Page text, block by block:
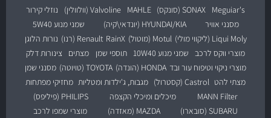
Meguiar's
SONAX (סונקס) MAHLE Valvoline (וולוולין)
נוזלי קירור
מסנני אוויר
HYUNDAI/KIA (יונדאי\קיה)
שמני מנוע 5W40
Liqui Moly (ליקווי מולי)
Motul (מוטול) RainX Renault (רנו)
נורות הלוגן
מוצרי ווקס לרכב
שמני מנוע 10W40 תוספי שמן מצתים
צינורות דלק
מוצרי ניקוי וטיפוח עור ובד HONDA (הונדה) TOYOTA (טויוטה)
מסנני שמן
מצתי להט Castrol (קסטרול) מגבות, ג'ילדות ומטליות מחזיקי מפתחות
MANN Filter
מיכלים ומיכלי הקצפה
PHILIPS (פיליפס)
SUBARU (סובארו)
MAZDA (מאזדה)
מוצרי שמפו לרכב